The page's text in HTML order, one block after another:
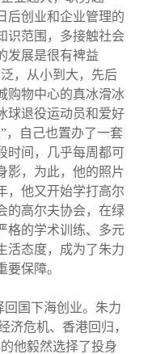
后创业和企业管理的
识范围，多接触社会
发展是很有裨益
，从小到大，先后
购物中心的真冰滑冰
球退役运动员和爱好
，自己也置办了一套
时间，几乎每周都可
影，为此，他的照片
，他又开始学打高尔
的高尔夫协会，在绿
格的学术训练、多元
活态度，成为了朱力
保障。
国下海创业。朱力
济危机、香港回归，
他毅然选择了投身